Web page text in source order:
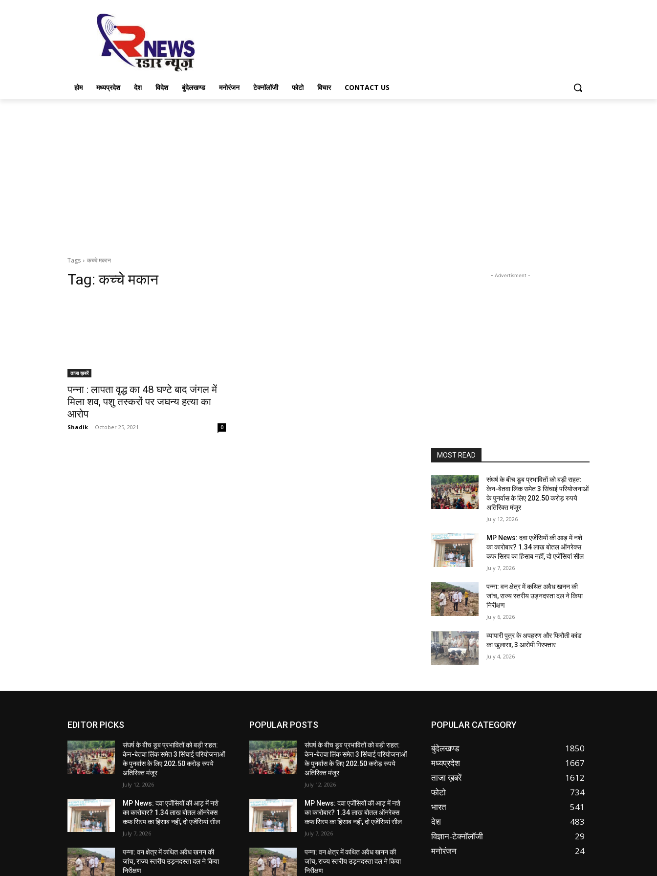
होम मध्यप्रदेश देश विदेश बुंदेलखण्ड मनोरंजन टेक्नॉलॉजी फोटो विचार CONTACT US
Tags कच्चे मकान
Tag:कच्चे मकान
ताजा ख़बरें
पन्ना : लापता वृद्ध का 48 घण्टे बाद जंगल में
मिला शव, पशु तस्करों पर जघन्य हत्या का
आरोप
Shadik - October 25, 2021 0
- Advertisment -
MOST READ
संघर्ष के बीच डूब प्रभावितों को बड़ी राहत:
केन-बेतवा लिंक समेत 3 सिंचाई परियोजनाओं
के पुनर्वास के लिए 202.50 करोड़ रुपये
अतिरिक्त मंजूर
July 12, 2026
MP News: दवा एजेंसियों की आड़ में नशे
का कारोबार? 1.34 लाख बोतल ऑनरेक्स
कफ सिरप का हिसाब नहीं, दो एजेंसियां सील
July 7, 2026
पन्ना: वन क्षेत्र में कथित अवैध खनन की
जांच, राज्य स्तरीय उड़नदस्ता दल ने किया
निरीक्षण
July 6, 2026
व्यापारी पुत्र के अपहरण और फिरौती कांड
का खुलासा, 3 आरोपी गिरफ्तार
July 4, 2026
EDITOR PICKS
संघर्ष के बीच डूब प्रभावितों को बड़ी राहत:
केन-बेतवा लिंक समेत 3 सिंचाई परियोजनाओं
के पुनर्वास के लिए 202.50 करोड़ रुपये
अतिरिक्त मंजूर
July 12, 2026
MP News: दवा एजेंसियों की आड़ में नशे
का कारोबार? 1.34 लाख बोतल ऑनरेक्स
कफ सिरप का हिसाब नहीं, दो एजेंसियां सील
July 7, 2026
पन्ना: वन क्षेत्र में कथित अवैध खनन की
जांच, राज्य स्तरीय उड़नदस्ता दल ने किया
निरीक्षण
POPULAR POSTS
संघर्ष के बीच डूब प्रभावितों को बड़ी राहत:
केन-बेतवा लिंक समेत 3 सिंचाई परियोजनाओं
के पुनर्वास के लिए 202.50 करोड़ रुपये
अतिरिक्त मंजूर
July 12, 2026
MP News: दवा एजेंसियों की आड़ में नशे
का कारोबार? 1.34 लाख बोतल ऑनरेक्स
कफ सिरप का हिसाब नहीं, दो एजेंसियां सील
July 7, 2026
पन्ना: वन क्षेत्र में कथित अवैध खनन की
जांच, राज्य स्तरीय उड़नदस्ता दल ने किया
निरीक्षण
POPULAR CATEGORY
बुंदेलखण्ड
1850
मध्यप्रदेश
1667
ताजा ख़बरें
1612
फोटो
734
भारत
541
देश
483
विज्ञान-टेक्नॉलॉजी
29
मनोरंजन
24